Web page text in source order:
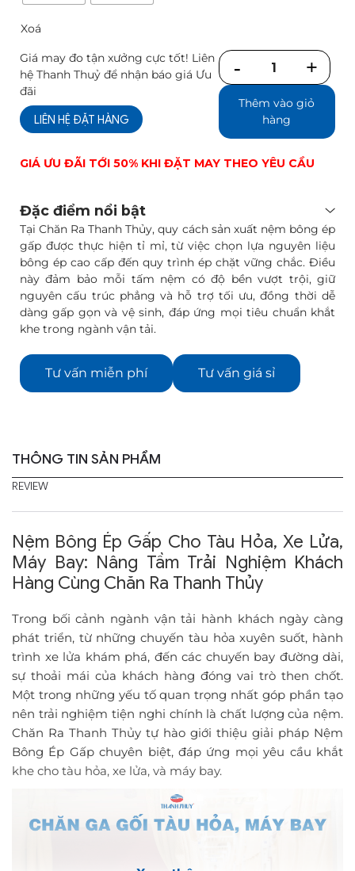
Xoá
Giá may đo tận xưởng cực tốt! Liên
hệ Thanh Thuỷ để nhận báo giá Ưu
đãi
LIÊN HỆ ĐẶT HÀNG
Số
lượng
Thêm vào giỏ
hàng
GIÁ ƯU ĐÃI TỚI 50% KHI ĐẶT MAY THEO YÊU CẦU
Đặc điểm nổi bật
Tại Chăn Ra Thanh Thủy, quy cách sản xuất nệm bông ép
gấp được thực hiện tỉ mỉ, từ việc chọn lựa nguyên liệu
bông ép cao cấp đến quy trình ép chặt vững chắc. Điều
này đảm bảo mỗi tấm nệm có độ bền vượt trội, giữ
nguyên cấu trúc phẳng và hỗ trợ tối ưu, đồng thời dễ
dàng gấp gọn và vệ sinh, đáp ứng mọi tiêu chuẩn khắt
khe trong ngành vận tải.
Tư vấn miễn phí Tư vấn giá sỉ
THÔNG TIN SẢN PHẨM
REVIEW
Nệm Bông Ép Gấp Cho Tàu Hỏa, Xe Lửa,
Máy Bay: Nâng Tầm Trải Nghiệm Khách
Hàng Cùng Chăn Ra Thanh Thủy
Trong bối cảnh ngành vận tải hành khách ngày càng
phát triển, từ những chuyến tàu hỏa xuyên suốt, hành
trình xe lửa khám phá, đến các chuyến bay đường dài,
sự thoải mái của khách hàng đóng vai trò then chốt.
Một trong những yếu tố quan trọng nhất góp phần tạo
nên trải nghiệm tiện nghi chính là chất lượng của nệm.
Chăn Ra Thanh Thủy tự hào giới thiệu giải pháp Nệm
Bông Ép Gấp chuyên biệt, đáp ứng mọi yêu cầu khắt
khe cho tàu hỏa, xe lửa, và máy bay.